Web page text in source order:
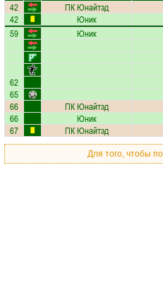
42 ПК Юнайтэд
42 Юник
59 Юник
62
65
66 ПК Юнайтэд
66 Юник
67 ПК Юнайтэд
Для того, чтобы